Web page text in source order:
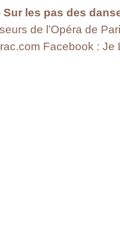
Sur les pas des
de l’Opéra de
Facebook : Je